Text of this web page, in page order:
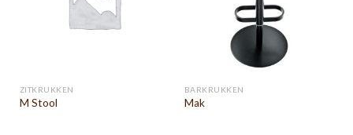
ZITKRUKKEN
M Stool
BARKRUKKEN
Mak